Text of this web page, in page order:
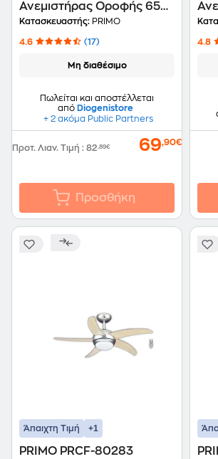
Ανεμιστήρας Οροφής 65
W 130 cm
Κατασκευαστής: PRIMO
4.6 (17)
Μη διαθέσιμο
Πωλείται και αποστέλλεται
από Diogenistore
+ 2 ακόμα Public Partners
Προτ. Λιαν. Τιμή : 82,89€ 69,90€
Προσθήκη
W
4.8
Άπαιχτη Τιμή +1
PRIMO PRCF-80283